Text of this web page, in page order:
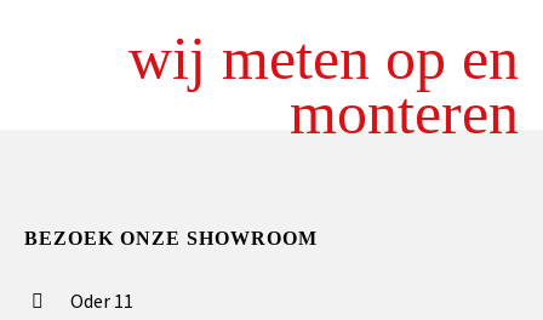
wij meten op en
monteren
BEZOEK ONZE SHOWROOM
Oder 11